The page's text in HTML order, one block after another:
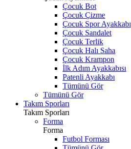
Çocuk Bot
Çocuk Çizme
Çocuk Spor Ayakkabı
Çocuk Sandalet
Çocuk Terlik
Çocuk Halı Saha
Çocuk Krampon
İlk Adım Ayakkabısı
Patenli Ayakkabı
Tümünü Gör
Tümünü Gör
Takım Sporları
Takım Sporları
Forma
Forma
Futbol Forması